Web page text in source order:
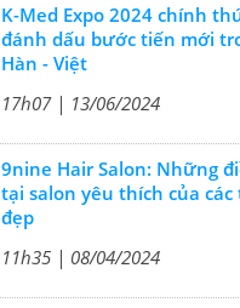
K-Med Expo 2024 chính
đánh dấu bước tiến mới
Hàn - Việt
17h07 | 13/06/2024
9nine Hair Salon: Những
tại salon yêu thích của
đẹp
11h35 | 08/04/2024